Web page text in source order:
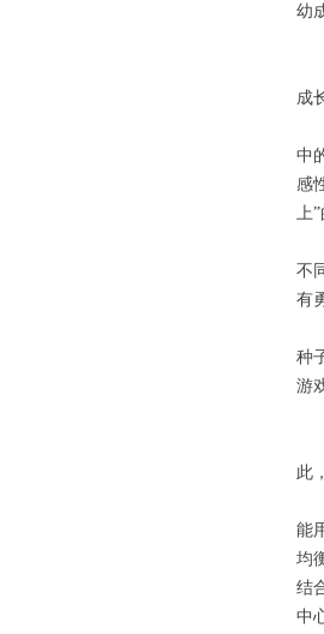
幼
成
中
感
上
不
有
种
游
此
能
均
结
中